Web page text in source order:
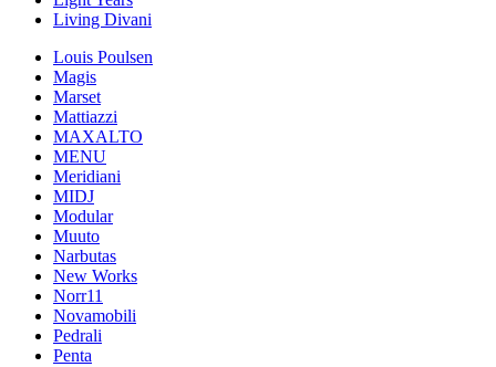
Living Divani
Louis Poulsen
Magis
Marset
Mattiazzi
MAXALTO
MENU
Meridiani
MIDJ
Modular
Muuto
Narbutas
New Works
Norr11
Novamobili
Pedrali
Penta